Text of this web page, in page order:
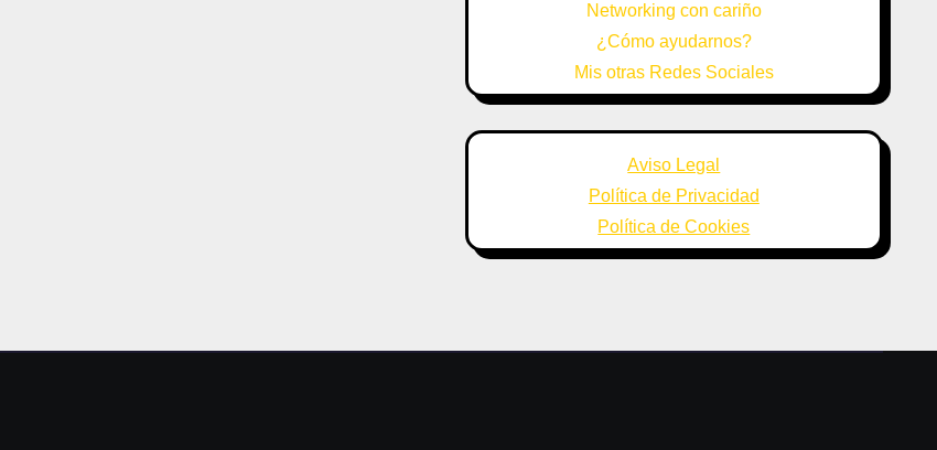
Networking con cariño
¿Cómo ayudarnos?
Mis otras Redes Sociales
Aviso Legal
Política de Privacidad
Política de Cookies